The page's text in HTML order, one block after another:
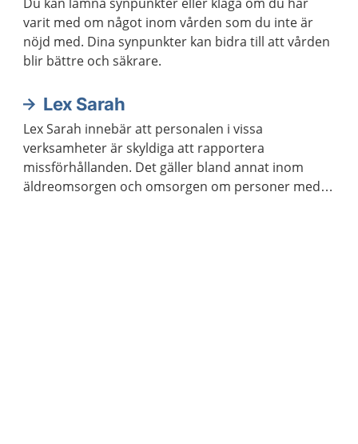
varit med om något inom vården som du inte är
nöjd med. Dina synpunkter kan bidra till att vården
blir bättre och säkrare.
Lex Sarah
Lex Sarah innebär att personalen i vissa
verksamheter är skyldiga att rapportera
missförhållanden. Det gäller bland annat inom
äldreomsorgen och omsorgen om personer med